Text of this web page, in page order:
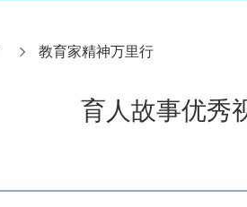
教育家精神万里行
育人故事优秀